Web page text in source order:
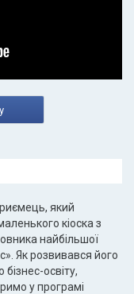
який
кіоска з
найбільшої
Як розвивався його
освіту,
у програмі